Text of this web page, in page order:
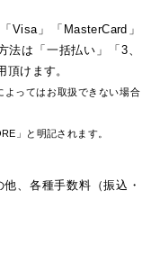
Visa」「MasterCard」
法は「一括払い」「3、
けます。
よってはお取扱できない場合
」と明記されます。
、各種手数料（振込・